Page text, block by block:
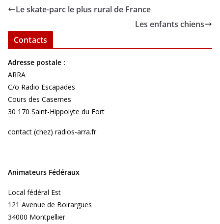
Le skate-parc le plus rural de France
Les enfants chiens
Contacts
Adresse postale :
ARRA
C/o Radio Escapades
Cours des Casernes
30 170 Saint-Hippolyte du Fort
contact (chez) radios-arra.fr
Animateurs Fédéraux
Local fédéral Est
121 Avenue de Boirargues
34000 Montpellier